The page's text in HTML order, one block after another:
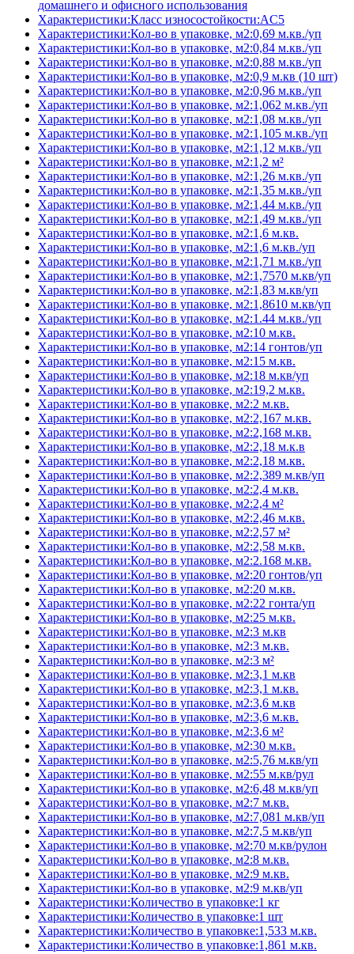
домашнего и офисного использования
Характеристики:Класс износостойкости:AC5
Характеристики:Кол-во в упаковке, м2:0,69 м.кв./уп
Характеристики:Кол-во в упаковке, м2:0,84 м.кв./уп
Характеристики:Кол-во в упаковке, м2:0,88 м.кв./уп
Характеристики:Кол-во в упаковке, м2:0,9 м.кв (10 шт)
Характеристики:Кол-во в упаковке, м2:0,96 м.кв./уп
Характеристики:Кол-во в упаковке, м2:1,062 м.кв./уп
Характеристики:Кол-во в упаковке, м2:1,08 м.кв./уп
Характеристики:Кол-во в упаковке, м2:1,105 м.кв./уп
Характеристики:Кол-во в упаковке, м2:1,12 м.кв./уп
Характеристики:Кол-во в упаковке, м2:1,2 м²
Характеристики:Кол-во в упаковке, м2:1,26 м.кв./уп
Характеристики:Кол-во в упаковке, м2:1,35 м.кв./уп
Характеристики:Кол-во в упаковке, м2:1,44 м.кв./уп
Характеристики:Кол-во в упаковке, м2:1,49 м.кв./уп
Характеристики:Кол-во в упаковке, м2:1,6 м.кв.
Характеристики:Кол-во в упаковке, м2:1,6 м.кв./уп
Характеристики:Кол-во в упаковке, м2:1,71 м.кв./уп
Характеристики:Кол-во в упаковке, м2:1,7570 м.кв/уп
Характеристики:Кол-во в упаковке, м2:1,83 м.кв/уп
Характеристики:Кол-во в упаковке, м2:1,8610 м.кв/уп
Характеристики:Кол-во в упаковке, м2:1.44 м.кв./уп
Характеристики:Кол-во в упаковке, м2:10 м.кв.
Характеристики:Кол-во в упаковке, м2:14 гонтов/уп
Характеристики:Кол-во в упаковке, м2:15 м.кв.
Характеристики:Кол-во в упаковке, м2:18 м.кв/уп
Характеристики:Кол-во в упаковке, м2:19,2 м.кв.
Характеристики:Кол-во в упаковке, м2:2 м.кв.
Характеристики:Кол-во в упаковке, м2:2,167 м.кв.
Характеристики:Кол-во в упаковке, м2:2,168 м.кв.
Характеристики:Кол-во в упаковке, м2:2,18 м.к.в
Характеристики:Кол-во в упаковке, м2:2,18 м.кв.
Характеристики:Кол-во в упаковке, м2:2,389 м.кв/уп
Характеристики:Кол-во в упаковке, м2:2,4 м.кв.
Характеристики:Кол-во в упаковке, м2:2,4 м²
Характеристики:Кол-во в упаковке, м2:2,46 м.кв.
Характеристики:Кол-во в упаковке, м2:2,57 м²
Характеристики:Кол-во в упаковке, м2:2,58 м.кв.
Характеристики:Кол-во в упаковке, м2:2.168 м.кв.
Характеристики:Кол-во в упаковке, м2:20 гонтов/уп
Характеристики:Кол-во в упаковке, м2:20 м.кв.
Характеристики:Кол-во в упаковке, м2:22 гонта/уп
Характеристики:Кол-во в упаковке, м2:25 м.кв.
Характеристики:Кол-во в упаковке, м2:3 м.кв
Характеристики:Кол-во в упаковке, м2:3 м.кв.
Характеристики:Кол-во в упаковке, м2:3 м²
Характеристики:Кол-во в упаковке, м2:3,1 м.кв
Характеристики:Кол-во в упаковке, м2:3,1 м.кв.
Характеристики:Кол-во в упаковке, м2:3,6 м.кв
Характеристики:Кол-во в упаковке, м2:3,6 м.кв.
Характеристики:Кол-во в упаковке, м2:3,6 м²
Характеристики:Кол-во в упаковке, м2:30 м.кв.
Характеристики:Кол-во в упаковке, м2:5,76 м.кв/уп
Характеристики:Кол-во в упаковке, м2:55 м.кв/рул
Характеристики:Кол-во в упаковке, м2:6,48 м.кв/уп
Характеристики:Кол-во в упаковке, м2:7 м.кв.
Характеристики:Кол-во в упаковке, м2:7,081 м.кв/уп
Характеристики:Кол-во в упаковке, м2:7,5 м.кв/уп
Характеристики:Кол-во в упаковке, м2:70 м.кв/рулон
Характеристики:Кол-во в упаковке, м2:8 м.кв.
Характеристики:Кол-во в упаковке, м2:9 м.кв.
Характеристики:Кол-во в упаковке, м2:9 м.кв/уп
Характеристики:Количество в упаковке:1 кг
Характеристики:Количество в упаковке:1 шт
Характеристики:Количество в упаковке:1,533 м.кв.
Характеристики:Количество в упаковке:1,861 м.кв.